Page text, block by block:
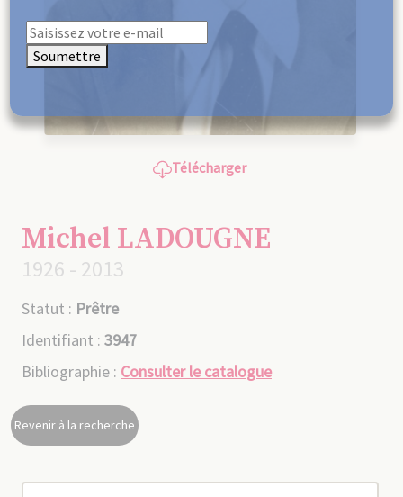
Télécharger
Michel LADOUGNE
1926 - 2013
Statut : Prêtre
Identifiant : 3947
Bibliographie : Consulter le catalogue
Revenir à la recherche
Soumettre